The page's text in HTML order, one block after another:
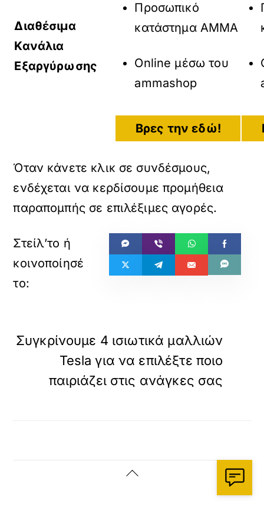
Διαθέσιμα
Κανάλια
Εξαργύρωσης
Προσωπικό
κατάστημα AMMA
Online μέσω του
ammashop
Βρες την εδώ!
Όταν κάνετε κλικ σε συνδέσμους,
ενδέχεται να κερδίσουμε προμήθεια
παραπομπής σε επιλέξιμες αγορές.
Συγκρίνουμε 4 ισιωτικά μαλλιών
Tesla για να επιλέξτε ποιο
παιριάζει στις ανάγκες σας
Back